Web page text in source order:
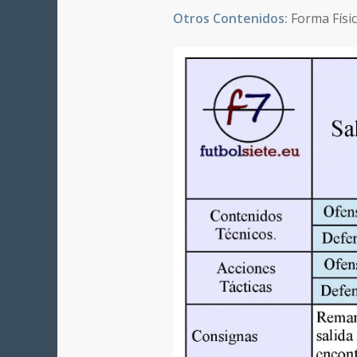
Otros Contenidos: Forma